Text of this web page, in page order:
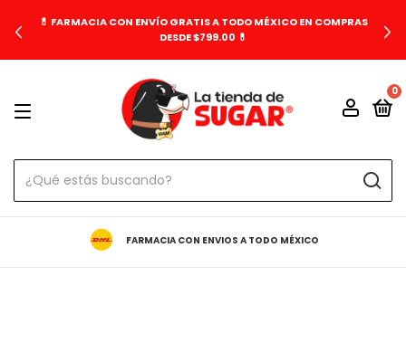
💊 FARMACIA CON ENVÍO GRATIS A TODO MÉXICO EN COMPRAS
DESDE $799.00 💊
0
FARMACIA CON ENVIOS A TODO MÉXICO